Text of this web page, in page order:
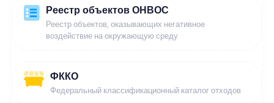
Реестр объектов ОНВОС
Реестр объектов, оказывающих негативное
воздействие на окружающую среду
ФККО
Федеральный классификационный каталог отходов